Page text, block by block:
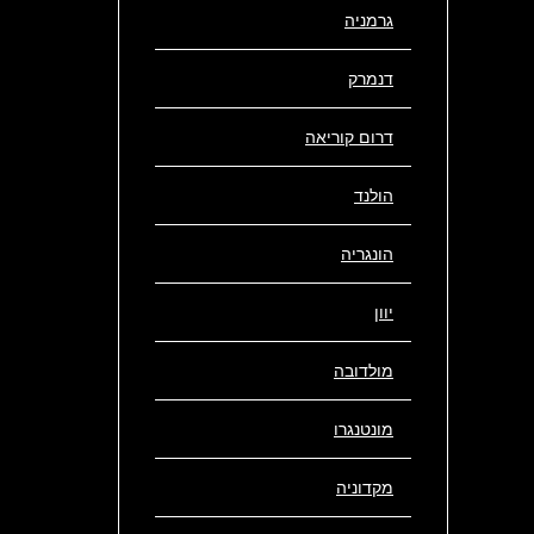
גרמניה
דנמרק
דרום קוריאה
הולנד
הונגריה
יוון
מולדובה
מונטנגרו
מקדוניה